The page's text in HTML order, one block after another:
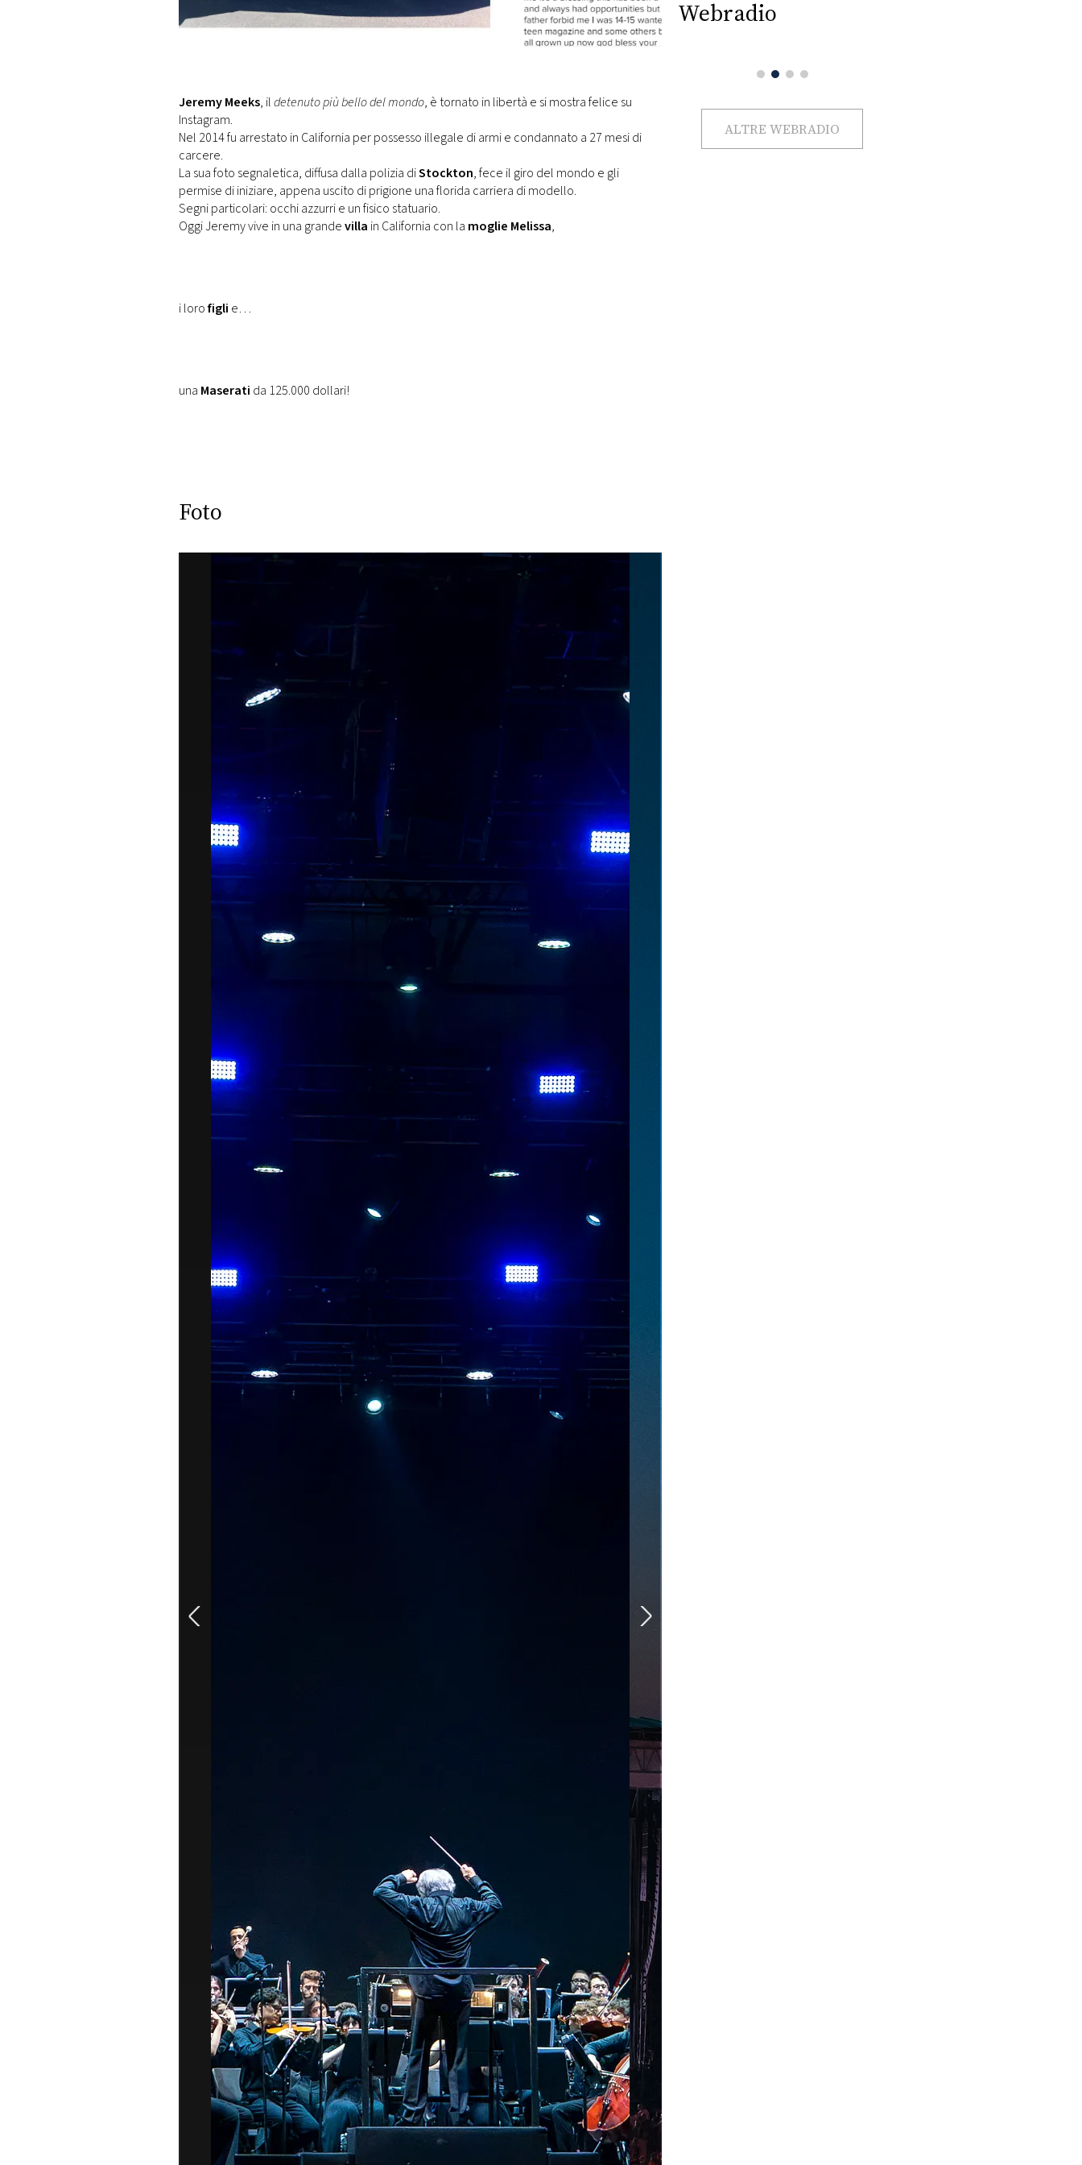
MONACO
Jeremy Meeks, ildetenuto più bello del mondo, è tornato in libertà e si mostra felice su
Instagram.
Nel 2014 fu arrestato in California per possesso illegale di armi e condannato a 27 mesi di
carcere.
La sua foto segnaletica, diffusa dalla polizia diStockton, fece il giro del mondo e gli
permise di iniziare, appena uscito di prigione una florida carriera di modello.
Segni particolari: occhi azzurri e un fisico statuario.
Oggi Jeremy vive in una grandevilla in California con la moglie Melissa,
i lorofigli e…
una Maserati da 125.000 dollari!
Foto
Webradio
ALTRE WEBRADIO